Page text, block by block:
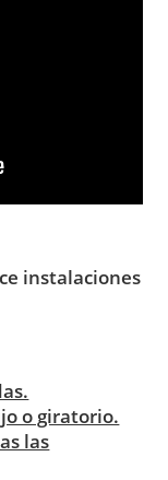
instalaciones
o giratorio.
las